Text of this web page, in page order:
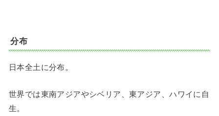
分布
日本全土に分布。
世界では東南アジアやシベリア、東アジア、ハワイに自
生。